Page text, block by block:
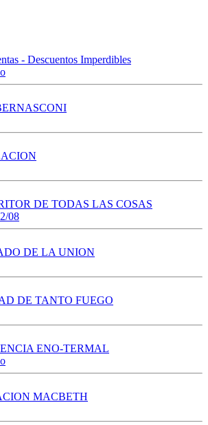
- Descuentos Imperdibles
DE TODAS LAS COSAS
08
DE LA UNION
DE TANTO FUEGO
ENO-TERMAL
MACBETH